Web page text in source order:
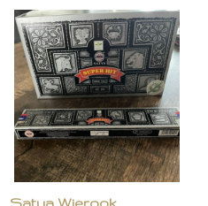
Satya Wierook